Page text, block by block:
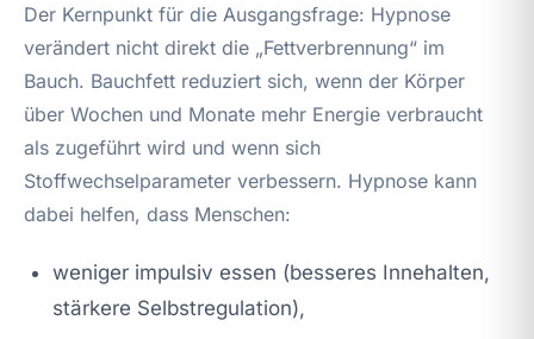
Der Kernpunkt für die Ausgangsfrage: Hypnose
verändert nicht direkt die „Fettverbrennung“ im
Bauch. Bauchfett reduziert sich, wenn der Körper
über Wochen und Monate mehr Energie verbraucht
als zugeführt wird und wenn sich
Stoffwechselparameter verbessern. Hypnose kann
dabei helfen, dass Menschen:
weniger impulsiv essen (besseres Innehalten,
stärkere Selbstregulation),